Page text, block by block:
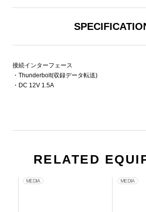
接続インターフェース
・Thunderbolt(収録データ転送)
・DC 12V 1.5A
RELATED
MEDIA MEDIA